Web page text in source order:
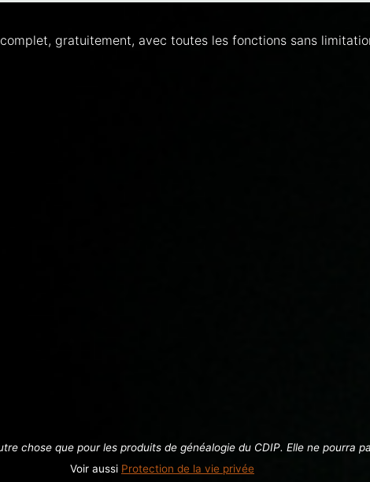
gratuitement, avec toutes les fonctions sans
chose que pour les produits de généalogie du CDIP. Elle ne pourra
Voir aussi Protection de la vie privée